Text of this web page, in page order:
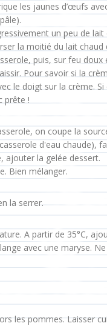
les jaunes d’œufs
un peu de lait
la moitié du lait chaud
puis, sur feu doux
Pour savoir si la
le doigt sur la crème. Si
prête !
on coupe la
d'eau chaude),
ajouter la gelée dessert.
Bien mélanger.
la serrer.
A partir de 35°C,
avec une maryse.
les pommes. Laisser